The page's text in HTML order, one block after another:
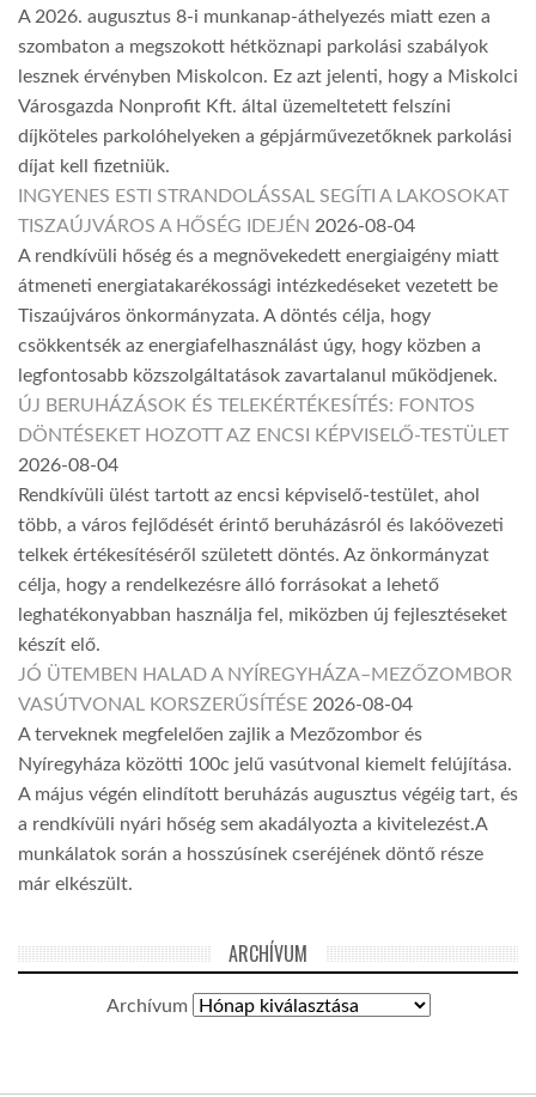
A 2026. augusztus 8-i munkanap-áthelyezés miatt ezen a
szombaton a megszokott hétköznapi parkolási szabályok
lesznek érvényben Miskolcon. Ez azt jelenti, hogy a Miskolci
Városgazda Nonprofit Kft. által üzemeltetett felszíni
díjköteles parkolóhelyeken a gépjárművezetőknek parkolási
díjat kell fizetniük.
INGYENES ESTI STRANDOLÁSSAL SEGÍTI A LAKOSOKAT
TISZAÚJVÁROS A HŐSÉG IDEJÉN 2026-08-04
A rendkívüli hőség és a megnövekedett energiaigény miatt
átmeneti energiatakarékossági intézkedéseket vezetett be
Tiszaújváros önkormányzata. A döntés célja, hogy
csökkentsék az energiafelhasználást úgy, hogy közben a
legfontosabb közszolgáltatások zavartalanul működjenek.
ÚJ BERUHÁZÁSOK ÉS TELEKÉRTÉKESÍTÉS: FONTOS
DÖNTÉSEKET HOZOTT AZ ENCSI KÉPVISELŐ-TESTÜLET
2026-08-04
Rendkívüli ülést tartott az encsi képviselő-testület, ahol
több, a város fejlődését érintő beruházásról és lakóövezeti
telkek értékesítéséről született döntés. Az önkormányzat
célja, hogy a rendelkezésre álló forrásokat a lehető
leghatékonyabban használja fel, miközben új fejlesztéseket
készít elő.
JÓ ÜTEMBEN HALAD A NYÍREGYHÁZA–MEZŐZOMBOR
VASÚTVONAL KORSZERŰSÍTÉSE 2026-08-04
A terveknek megfelelően zajlik a Mezőzombor és
Nyíregyháza közötti 100c jelű vasútvonal kiemelt felújítása.
A május végén elindított beruházás augusztus végéig tart, és
a rendkívüli nyári hőség sem akadályozta a kivitelezést.A
munkálatok során a hosszúsínek cseréjének döntő része
már elkészült.
ARCHÍVUM
Archívum